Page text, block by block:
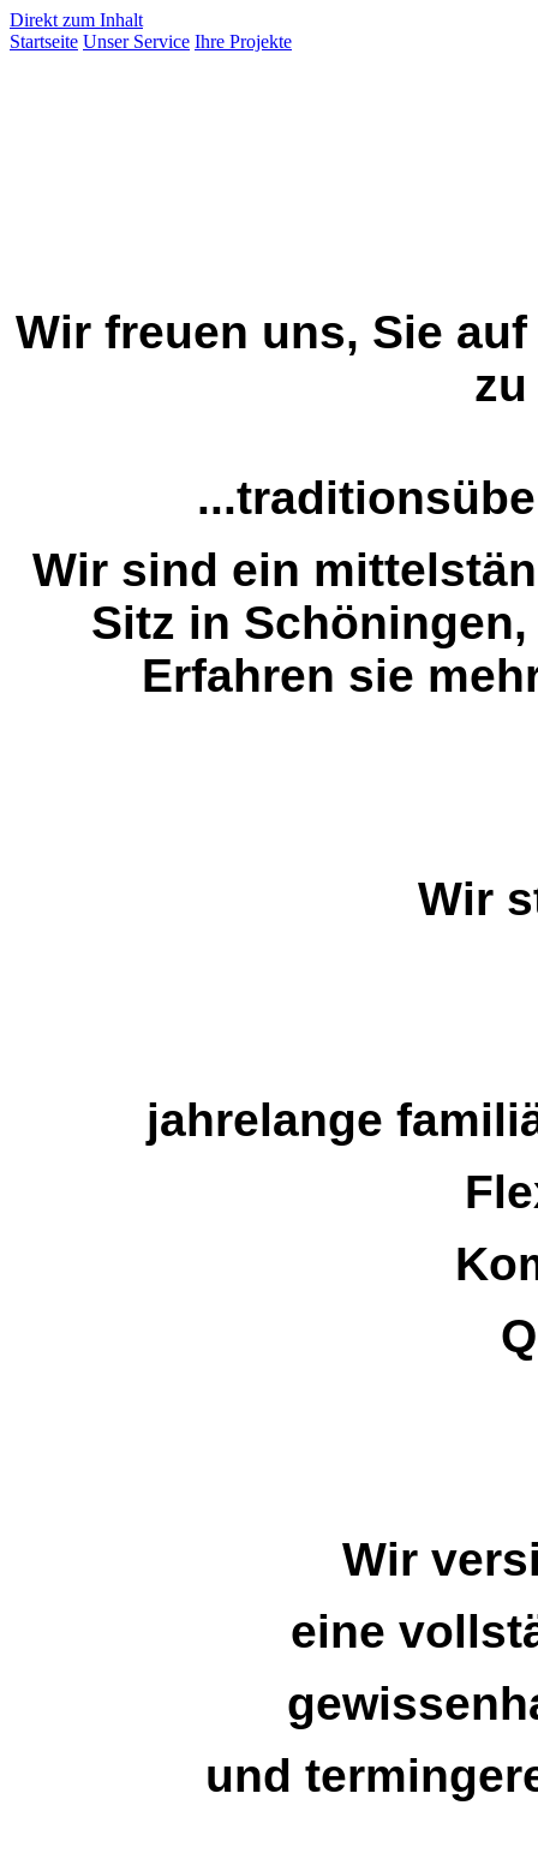
Direkt zum Inhalt
Startseite Unser Service Ihre Projekte
Wir freuen uns, Sie
Wir sind ein
Sitz in
Erfahren sie
Wir
jahrelange
Wir
eine
und